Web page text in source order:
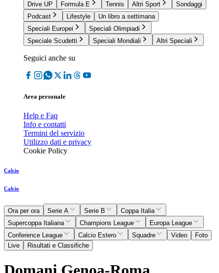
Drive UP
Formula E Tennis Altri Sport
Sondaggi
Podcast
Lifestyle
Un libro a settimana
Speciali Europei
Speciali Olimpiadi
Speciale Scudetti
Speciali Mondiali Altri Speciali
Seguici anche su
Area personale
Help e Faq
Info e contatti
Termini del servizio
Utilizzo dati e privacy
Cookie Policy
Calcio
Calcio
Ora per ora Serie A Serie B
Coppa Italia
Supercoppa Italiana
Champions League
Europa League
Conference League
Calcio Estero Squadre Video
Foto
Live
Risultati e Classifiche